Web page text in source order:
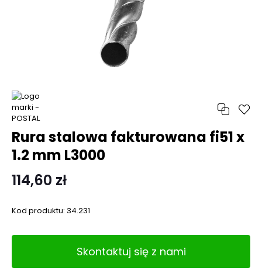
Rura stalowa fakturowana fi51 x
1.2 mm L3000
114,60 zł
Kod produktu: 34.231
Skontaktuj się z nami